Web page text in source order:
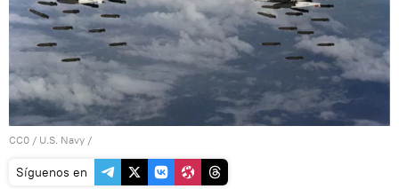
CC0 / U.S. Navy /
Síguenos en